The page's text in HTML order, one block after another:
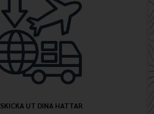
SKICKA UT DINA HATTAR